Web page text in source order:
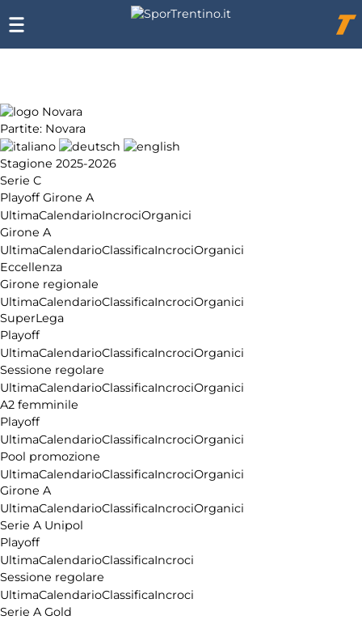
Partite: Novara
Stagione 2025-2026
Serie C
Playoff Girone A
UltimaCalendarioIncrociOrganici
Girone A
UltimaCalendarioClassificaIncrociOrganici
Eccellenza
Girone regionale
UltimaCalendarioClassificaIncrociOrganici
SuperLega
Playoff
UltimaCalendarioClassificaIncrociOrganici
Sessione regolare
UltimaCalendarioClassificaIncrociOrganici
A2 femminile
Playoff
UltimaCalendarioClassificaIncrociOrganici
Pool promozione
UltimaCalendarioClassificaIncrociOrganici
Girone A
UltimaCalendarioClassificaIncrociOrganici
Serie A Unipol
Playoff
UltimaCalendarioClassificaIncroci
Sessione regolare
UltimaCalendarioClassificaIncroci
Serie A Gold
Chi
siamo
Affiliazione